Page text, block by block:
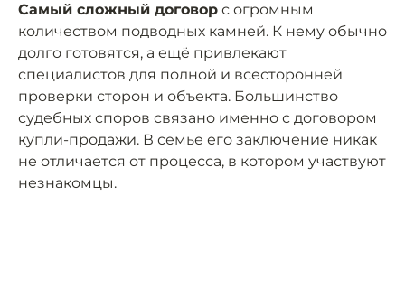
Самый сложный договор с огромным
количеством подводных камней. К нему обычно
долго готовятся, а ещё привлекают
специалистов для полной и всесторонней
проверки сторон и объекта. Большинство
судебных споров связано именно с договором
купли-продажи. В семье его заключение никак
не отличается от процесса, в котором участвуют
незнакомцы.